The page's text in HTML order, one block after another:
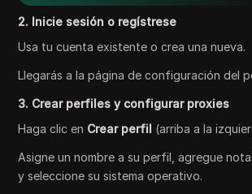
2. Inicie sesión o regístrese
Usa tu cuenta existente o crea una nueva.
Llegarás a la página de configuración del
3. Crear perfiles y configurar proxies
Haga clic en Crear perfil (arriba a la
Asigne un nombre a su perfil, agregue
y seleccione su sistema operativo.